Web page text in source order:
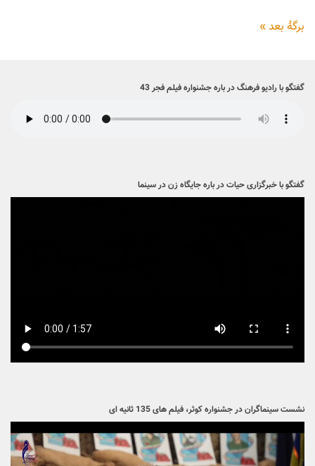
برگهٔ بعد »
گفتگو با رادیو فرهنگ در باره جشنواره فیلم فجر 43
گفتگو با خبرگزاری حیات در باره جایگاه زن در سینما
نشست سینماگران در جشنواره کوثر، فیلم های 135 ثانیه ای